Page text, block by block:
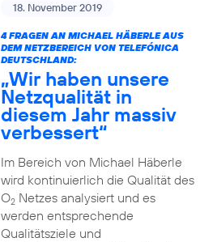
18. November 2019
4 FRAGEN AN MICHAEL HÄBERLE AUS
DEM NETZBEREICH VON TELEFÓNICA
DEUTSCHLAND:
„Wir haben unsere
Netzqualität in
diesem Jahr massiv
verbessert“
Im Bereich von Michael Häberle
wird kontinuierlich die Qualität des
O2Netzes analysiert und es
werden entsprechende
Qualitätsziele und